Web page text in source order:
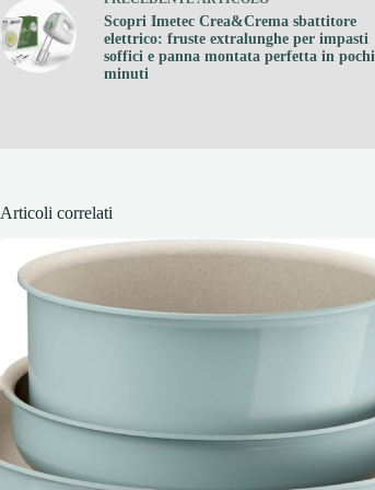
Scopri Imetec Crea&Crema sbattitore
elettrico: fruste extralunghe per impasti
soffici e panna montata perfetta in pochi
minuti
Articoli correlati